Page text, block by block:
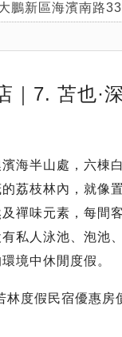
鵬新區海濱南路
｜7. 苫也·
海半山處，六棟
荔枝林內，就像
禪味元素，每間
私人泳池、泡池
境中休閒度假。
林度假民宿優惠房